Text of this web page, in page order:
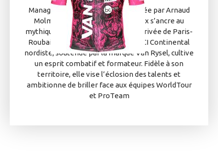
Managée par Cyril Saugrain et dirigée par Arnaud
Molmy, l’équipe Van Rysel Roubaix s’ancre au
mythique Vélodrome de Roubaix, arrivée de Paris-
Roubaix. Créée en 2007, l’équipe UCI Continental
nordiste, soutenue par la marque Van Rysel, cultive
un esprit combatif et formateur. Fidèle à son
territoire, elle vise l’éclosion des talents et
ambitionne de briller face aux équipes WorldTour
et ProTeam